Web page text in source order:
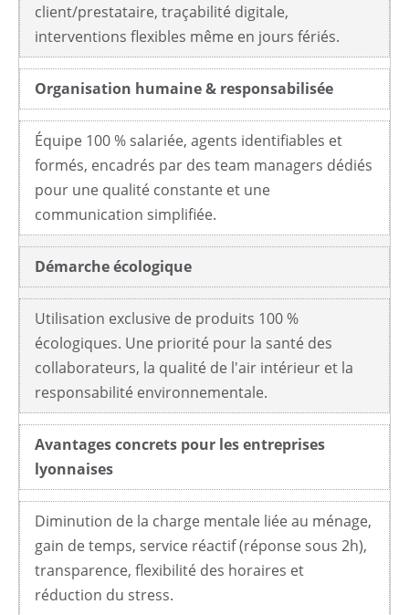
client/prestataire, traçabilité digitale,
interventions flexibles même en jours fériés.
Organisation humaine & responsabilisée
Équipe 100 % salariée, agents identifiables et
formés, encadrés par des team managers dédiés
pour une qualité constante et une
communication simplifiée.
Démarche écologique
Utilisation exclusive de produits 100 %
écologiques. Une priorité pour la santé des
collaborateurs, la qualité de l'air intérieur et la
responsabilité environnementale.
Avantages concrets pour les entreprises
lyonnaises
Diminution de la charge mentale liée au ménage,
gain de temps, service réactif (réponse sous 2h),
transparence, flexibilité des horaires et
réduction du stress.